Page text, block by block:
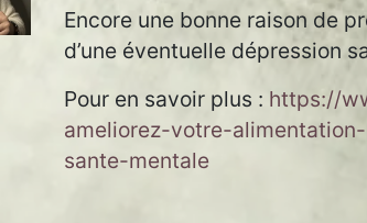
Encore une bonne raison de
d’une éventuelle dépression
Pour en savoir plus : https://
ameliorez-votre-
sante-mentale